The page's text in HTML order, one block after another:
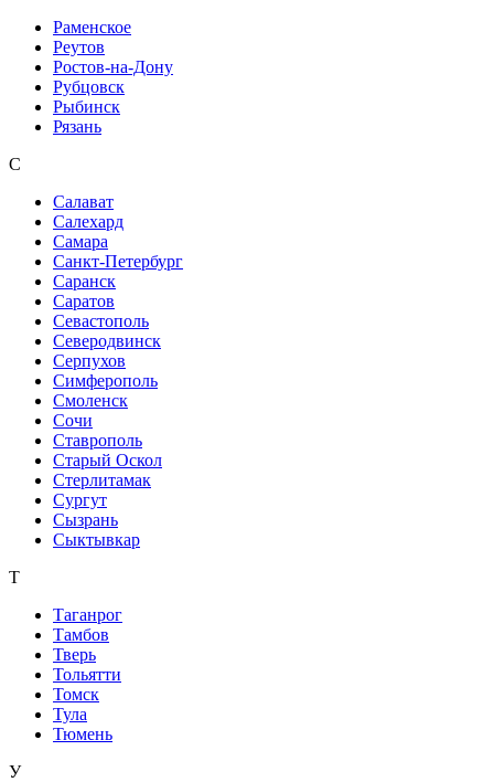
Раменское
Реутов
Ростов-на-Дону
Рубцовск
Рыбинск
Рязань
С
Салават
Салехард
Самара
Санкт-Петербург
Саранск
Саратов
Севастополь
Северодвинск
Серпухов
Симферополь
Смоленск
Сочи
Ставрополь
Старый Оскол
Стерлитамак
Сургут
Сызрань
Сыктывкар
Т
Таганрог
Тамбов
Тверь
Тольятти
Томск
Тула
Тюмень
У